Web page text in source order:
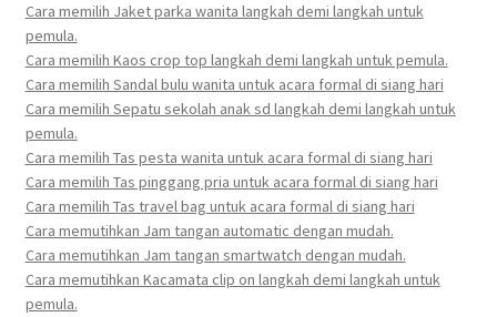
Cara memilih Jaket parka wanita langkah demi langkah untuk
pemula.
Cara memilih Kaos crop top langkah demi langkah untuk pemula.
Cara memilih Sandal bulu wanita untuk acara formal di siang hari
Cara memilih Sepatu sekolah anak sd langkah demi langkah untuk
pemula.
Cara memilih Tas pesta wanita untuk acara formal di siang hari
Cara memilih Tas pinggang pria untuk acara formal di siang hari
Cara memilih Tas travel bag untuk acara formal di siang hari
Cara memutihkan Jam tangan automatic dengan mudah.
Cara memutihkan Jam tangan smartwatch dengan mudah.
Cara memutihkan Kacamata clip on langkah demi langkah untuk
pemula.